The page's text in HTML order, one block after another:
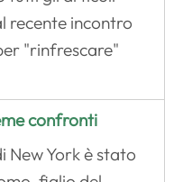
recente incontro
"rinfrescare"
confronti
New York è stato